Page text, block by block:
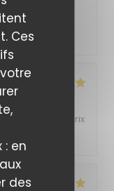
Ces
en
des
sans trois …
5
Qualité / Prix